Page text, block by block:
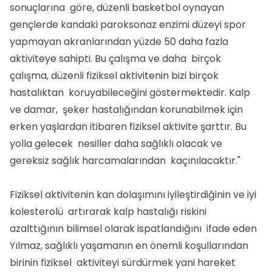
sonuçlarına göre, düzenli basketbol oynayan
gençlerde kandaki paroksonaz enzimi düzeyi spor
yapmayan akranlarından yüzde 50 daha fazla
aktiviteye sahipti. Bu çalışma ve daha birçok
çalışma, düzenli fiziksel aktivitenin bizi birçok
hastalıktan koruyabileceğini göstermektedir. Kalp
ve damar, şeker hastalığından korunabilmek için
erken yaşlardan itibaren fiziksel aktivite şarttır. Bu
yolla gelecek nesiller daha sağlıklı olacak ve
gereksiz sağlık harcamalarından kaçınılacaktır."
Fiziksel aktivitenin kan dolaşımını iyileştirdiğinin ve iyi
kolesterolü artırarak kalp hastalığı riskini
azalttığının bilimsel olarak ispatlandığını ifade eden
Yılmaz, sağlıklı yaşamanın en önemli koşullarından
birinin fiziksel aktiviteyi sürdürmek yani hareket